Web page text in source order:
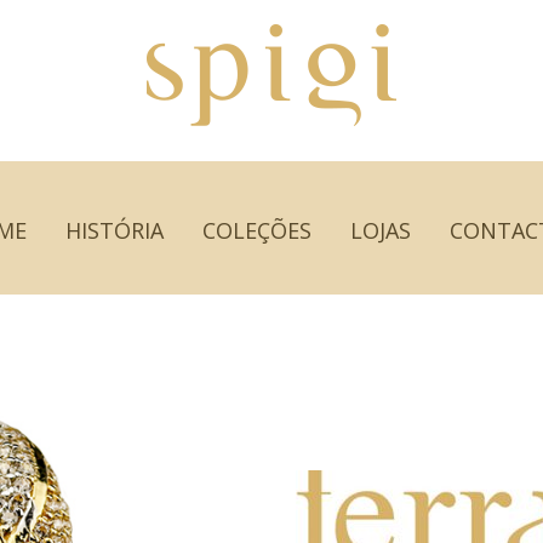
HISTÓRIA COLEÇÕES LOJAS